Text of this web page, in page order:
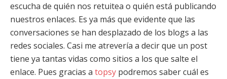
escucha de quién nos retuitea o quién está publicando
nuestros enlaces. Es ya más que evidente que las
conversaciones se han desplazado de los blogs a las
redes sociales. Casi me atrevería a decir que un post
tiene ya tantas vidas como sitios a los que salte el
enlace. Pues gracias a topsy podremos saber cuál es